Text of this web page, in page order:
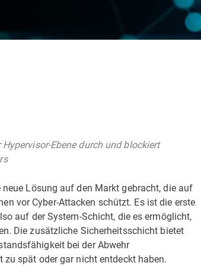
Ebene durch und blockiert
Lösung auf den Markt gebracht, die auf
vor Cyber-Attacken schützt. Es ist die erste
auf der System-Schicht, die es ermöglicht,
Die zusätzliche Sicherheitsschicht bietet
bei der Abwehr
spät oder gar nicht entdeckt haben.